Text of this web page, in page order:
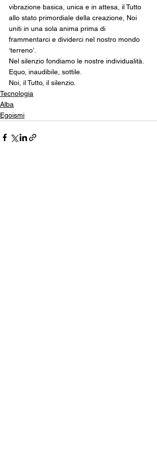
vibrazione basica, unica e in attesa, il Tutto
allo stato primordiale della creazione, Noi
uniti in una sola anima prima di
frammentarci e dividerci nel nostro mondo
‘terreno’.
Nel silenzio fondiamo le nostre individualità.
Equo, inaudibile, sottile.
Noi, il Tutto, il silenzio.
Tecnologia
Alba
Egoismi